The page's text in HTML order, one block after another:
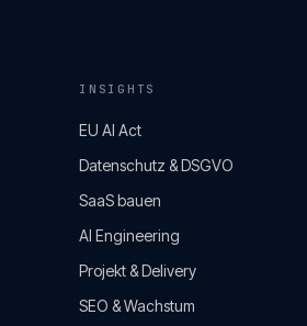
INSIGHTS
EU AI Act
Datenschutz & DSGVO
SaaS bauen
AI Engineering
Projekt & Delivery
SEO & Wachstum